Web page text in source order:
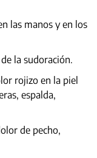
las manos y en los
la sudoración.
rojizo en la piel
espalda,
de pecho,